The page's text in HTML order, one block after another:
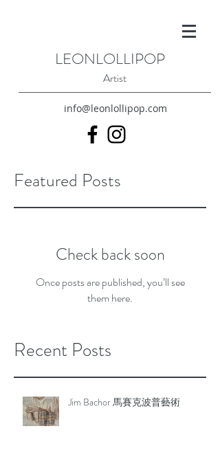
LEONLOLLIPOP
Artist
info@leonlollipop.com
Featured Posts
Check back soon
Once posts are published, you’ll see
them here.
Recent Posts
Jim Bachor 馬賽克波普藝術